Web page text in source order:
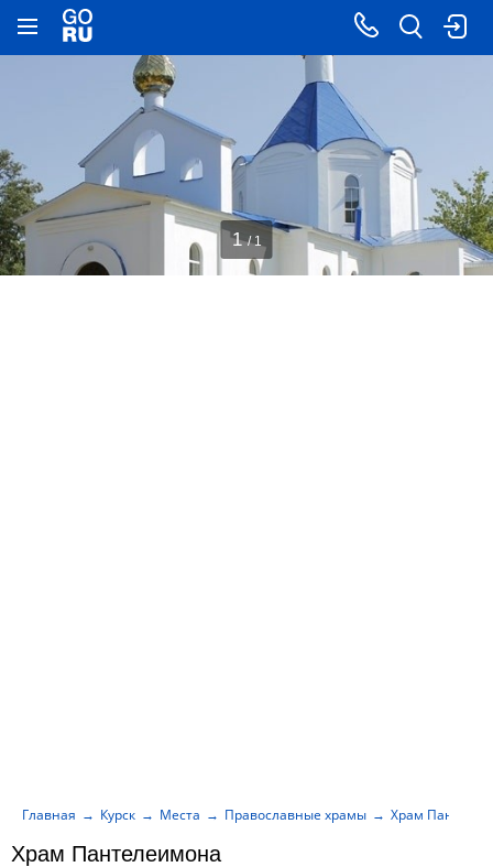
Храм Пантелеимона
Главная Курск Места Православные храмы Храм
1 / 1